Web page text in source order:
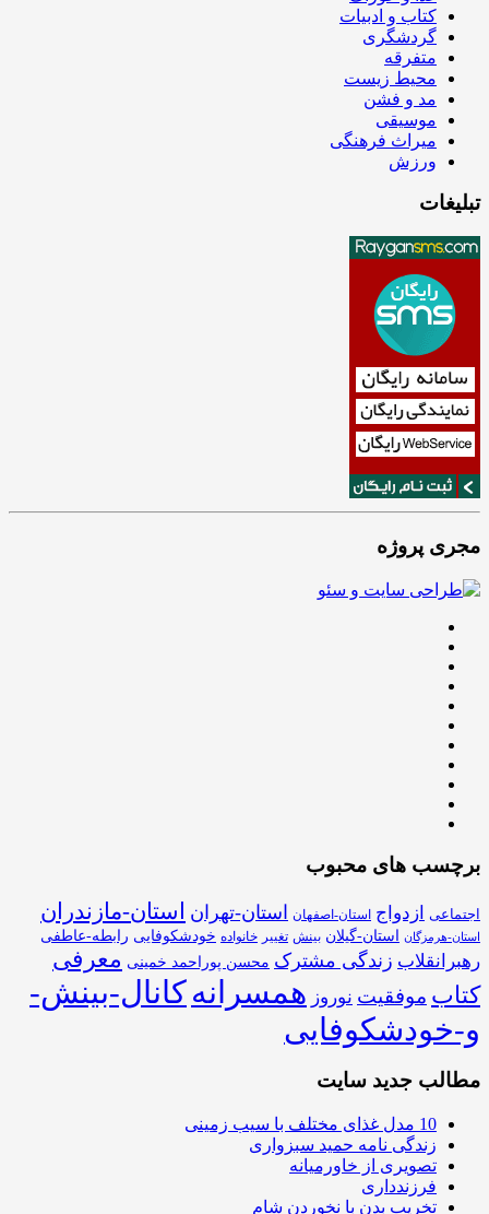
کتاب و ادبیات
گردشگری
متفرقه
محیط زیست
مد و فشن
موسیقی
میراث فرهنگی
ورزش
تبلیغات
مجری پروژه
برچسب های محبوب
اجتماعی ازدواج استان-اصفهان استان-تهران استان-مازندران
استان-هرمزگان استان-گیلان بینش تغییر خانواده خودشکوفایی رابطه-عاطفی
رهبرانقلاب زندگی مشترک محسن پوراحمد خمینی معرفی
کتاب موفقیت نوروز همسرانهکانال-بینش-
و-خودشکوفایی
مطالب جدید سایت
10 مدل غذای مختلف با سیب زمینی
زندگی نامه حمید سبزواری
تصویری از خاورمیانه
فرزندداری
تخریب بدن با نخوردن شام